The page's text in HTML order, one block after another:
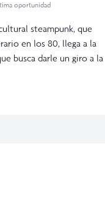
oportunidad
steampunk, que
en los 80, llega a la
busca darle un giro a la